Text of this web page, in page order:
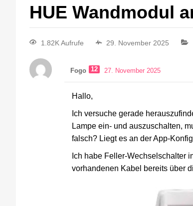
HUE Wandmodul
1.82K Aufrufe 29. November 2025
Fogo 12 27. November 2025
Hallo,
Ich versuche gerade
Lampe ein- und auszuschalten,
falsch? Liegt es an der App-
Ich habe Feller-Wechselschalter
vorhandenen Kabel bereits über